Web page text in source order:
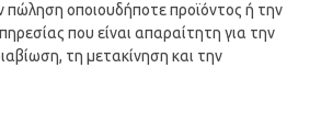
οποιουδήποτε προϊόντος ή την
που είναι απαραίτητη για την
τη μετακίνηση και την